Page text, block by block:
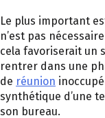
Le plus important
n’est pas
cela favoriserait un
rentrer dans une
de réunion
synthétique d’une
son bureau.